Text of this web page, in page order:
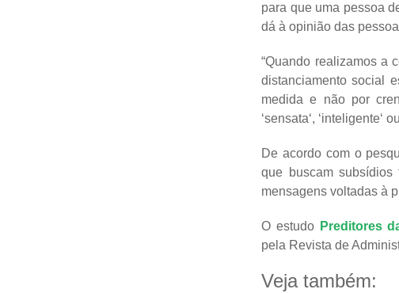
para que uma pessoa
dá à opinião das
“Quando realizamos a
distanciamento social
medida e não por
‘sensata‘, ‘inteligente‘
De acordo com o
que buscam
mensagens voltadas à
O estudo Preditores
pela Revista de
Veja também: